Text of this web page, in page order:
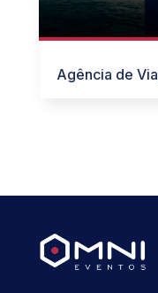
Agência de